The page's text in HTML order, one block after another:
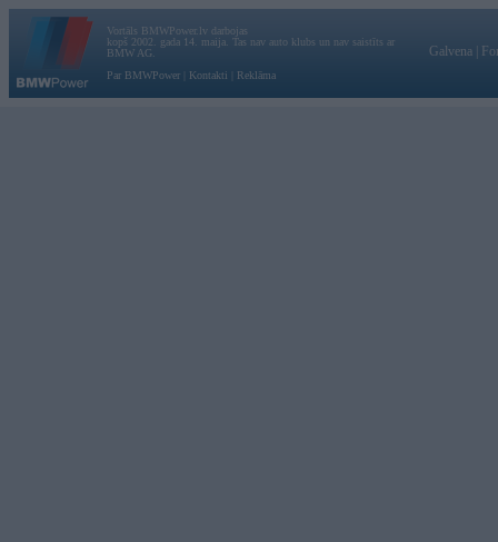
Vortāls BMWPower.lv darbojas
kopš 2002. gada 14. maija. Tas nav auto klubs un nav saistīts ar
BMW AG.
Par BMWPower
Kontakti Reklāma
Galvena